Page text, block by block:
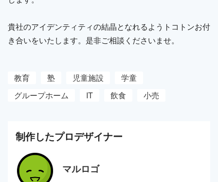
貴社のアイデンティティの結晶となれるようトコトンお付
き合いをいたします。是非ご相談くださいませ。
教育 塾 児童施設
学童
グループホーム
IT 飲食 小売
制作したプロデザイナー
マルロゴ